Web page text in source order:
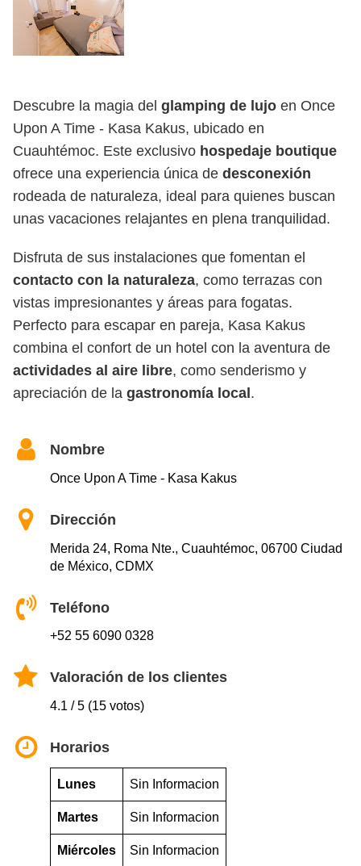
Descubre la magia del glamping de lujo en Once
Upon A Time - Kasa Kakus, ubicado en
Cuauhtémoc. Este exclusivo hospedaje boutique
ofrece una experiencia única de desconexión
rodeada de naturaleza, ideal para quienes buscan
unas vacaciones relajantes en plena tranquilidad.
Disfruta de sus instalaciones que fomentan el
contacto con la naturaleza, como terrazas con
vistas impresionantes y áreas para fogatas.
Perfecto para escapar en pareja, Kasa Kakus
combina el confort de un hotel con la aventura de
actividades al aire libre, como senderismo y
apreciación de la gastronomía local.
Nombre
Once Upon A Time - Kasa Kakus
Dirección
Merida 24, Roma Nte., Cuauhtémoc, 06700 Ciudad
de México, CDMX
Teléfono
+52 55 6090 0328
Valoración de los clientes
4.1 / 5 (15 votos)
Horarios
Lunes Sin Informacion
Martes Sin Informacion
Miércoles Sin Informacion